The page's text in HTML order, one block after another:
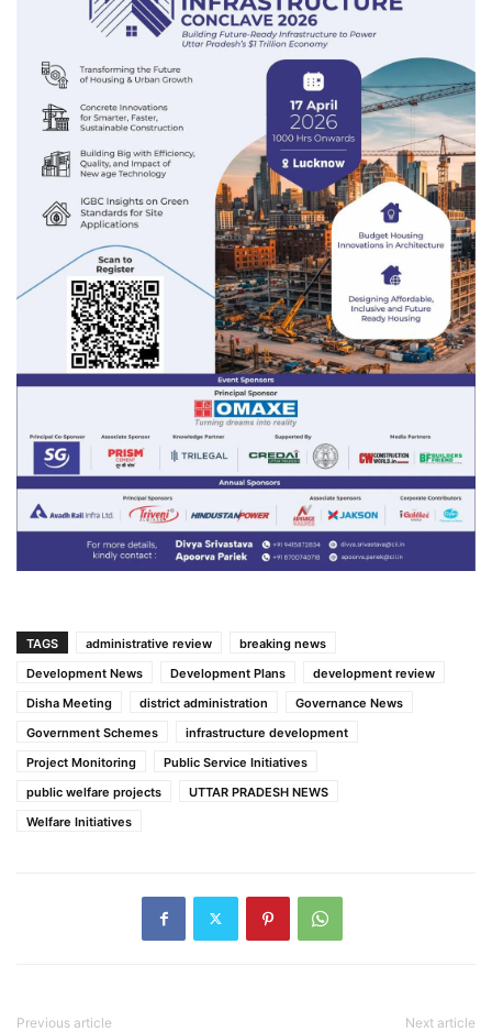
TAGS administrative review
breaking news
Development News
Development Plans
development review
Disha Meeting
district administration
Governance News
Government Schemes
infrastructure development
Project Monitoring
Public Service Initiatives
public welfare projects
UTTAR PRADESH NEWS
Welfare Initiatives
Previous article Next article